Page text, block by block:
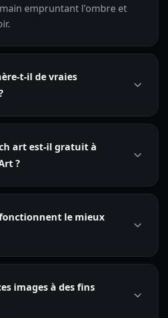
empruntant l'ombre et
t-il de vraies
art est-il gratuit à
?
le mieux
images à des fins